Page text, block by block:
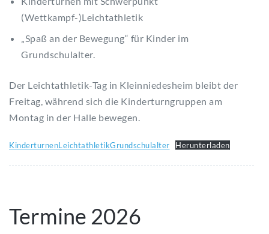
(Wettkampf-)Leichtathletik
„Spaß an der Bewegung“ für Kinder im
Grundschulalter.
Der Leichtathletik-Tag in Kleinniedesheim bleibt der
Freitag, während sich die Kinderturngruppen am
Montag in der Halle bewegen.
KinderturnenLeichtathletikGrundschulalter Herunterladen
Termine 2026